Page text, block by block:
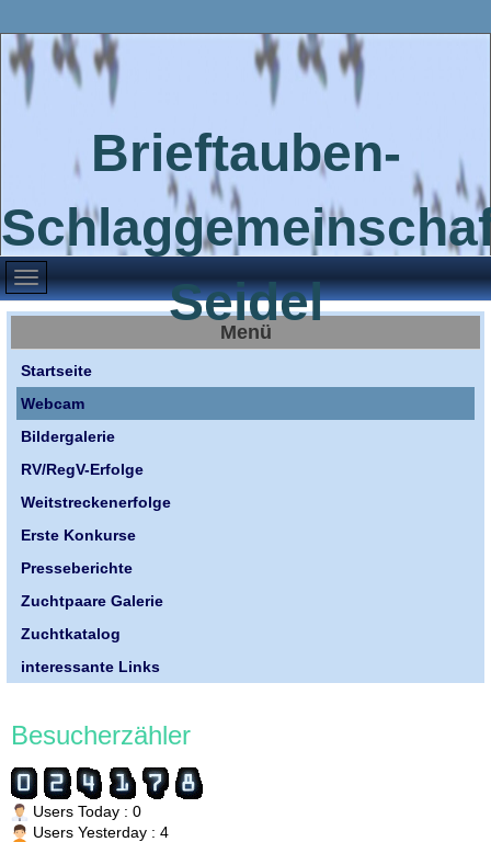
Brieftauben-
Seidel
Menü
Startseite
Webcam
Bildergalerie
RV/RegV-Erfolge
Weitstreckenerfolge
Erste Konkurse
Presseberichte
Zuchtpaare Galerie
Zuchtkatalog
interessante Links
Besucherzähler
Users Today : 0
Users Yesterday : 4